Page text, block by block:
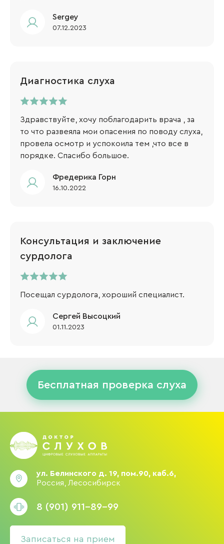
Sergey​
07.12.2023
Диагностика слуха
Здравствуйте, хочу поблагодарить врача , за
то что развеяла мои опасения по поводу слуха,
провела осмотр и успокоила тем ,что все в
порядке. Спасибо большое.
Фредерика Горн
16.10.2022
Консультация и заключение
сурдолога
Посещал сурдолога, хороший специалист.
Сергей Высоцкий
01.11.2023
Бесплатная проверка слуха
ул. Белинского д. 19, пом.90, каб.6,
Россия, Лесосибирск
8 (901) 911-89-99
Записаться на прием